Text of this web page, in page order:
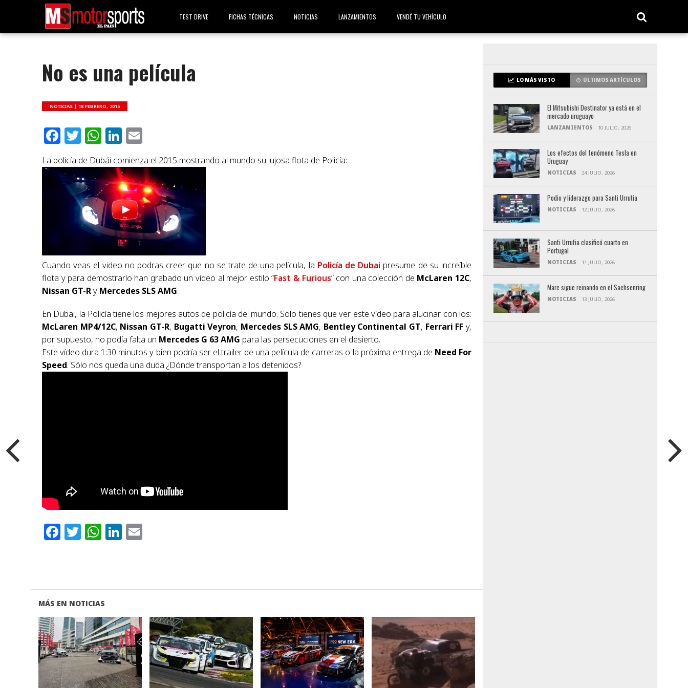
TEST DRIVE FICHAS TÉCNICAS NOTICIAS LANZAMIENTOS VENDÉ TU VEHÍCULO
No es una película
NOTICIAS | 18 FEBRERO, 2015
Facebook
Twitter
WhatsApp
LinkedIn
La policía de Dubái comienza el 2015 mostrando al mundo su lujosa flota de Policía:
Cuando veas el video no podras creer que no se trate de una película, la Policía de Dubai presume de su increíble
flota y para demostrarlo han grabado un vídeo al mejor estilo “Fast & Furious” con una colección de McLaren 12C,
Nissan GT-Ry Mercedes SLS AMG.
En Dubai, la Policía tiene los mejores autos de policía del mundo. Solo tienes que ver este vídeo para alucinar con los:
McLaren MP4/12C, Nissan GT-R, Bugatti Veyron, Mercedes SLS AMG, Bentley Continental GT, Ferrari FF y,
por supuesto, no podía falta un Mercedes G 63 AMG para las persecuciones en el desierto.
Este vídeo dura 1:30 minutos y bien podría ser el trailer de una película de carreras o la próxima entrega de Need For
Speed. Sólo nos queda una duda ¿Dónde transportan a los detenidos?
Facebook
Twitter
WhatsApp
LinkedIn
MÁS EN NOTICIAS
VER NOTA VER NOTA VER NOTA VER NOTA
LO MÁS VISTO ÚLTIMOS ARTÍCULOS
El Mitsubishi Destinator ya está en el
mercado uruguayo
LANZAMIENTOS 10 JULIO, 2026
Los efectos del fenómeno Tesla en
Uruguay
NOTICIAS 24 JULIO, 2026
Podio y liderazgo para Santi Urrutia
NOTICIAS 12 JULIO, 2026
Santi Urrutia clasificó cuarto en
Portugal
NOTICIAS 11 JULIO, 2026
Marc sigue reinando en el Sachsenring
NOTICIAS 13 JULIO, 2026